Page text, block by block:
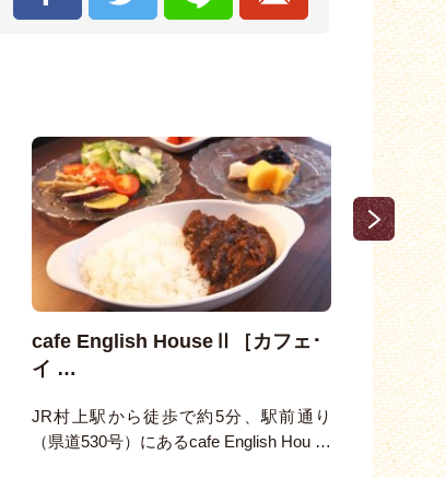
cafe English HouseⅡ［カフェ･
イ …
JR村上駅から徒歩で約5分、駅前通り
（県道530号）にあるcafe English Hou …
当店は、
お料理を
味わって